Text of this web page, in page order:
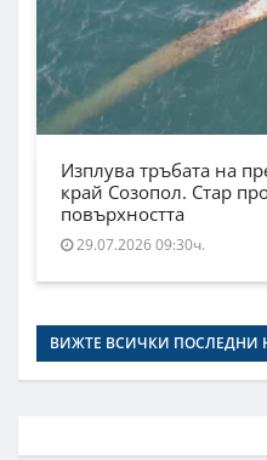
Изплува тръбата на
край Созопол. Стар
повърхността
29.07.2026 09:30ч.
ВИЖТЕ ВСИЧКИ ПОСЛЕДНИ